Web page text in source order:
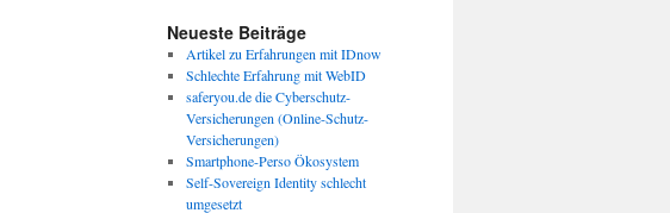
Neueste Beiträge
Artikel zu Erfahrungen mit IDnow
Schlechte Erfahrung mit WebID
saferyou.de die Cyberschutz-
Versicherungen (Online-Schutz-
Versicherungen)
Smartphone-Perso Ökosystem
Self-Sovereign Identity schlecht
umgesetzt